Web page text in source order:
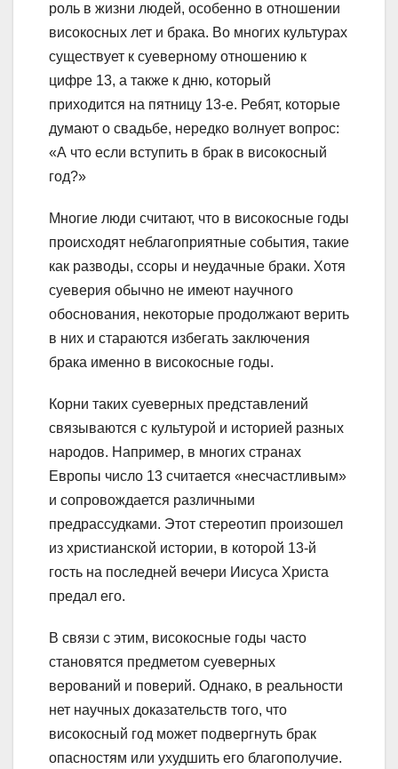
роль в жизни людей, особенно в отношении
високосных лет и брака. Во многих культурах
существует к суеверному отношению к
цифре 13, а также к дню, который
приходится на пятницу 13-е. Ребят, которые
думают о свадьбе, нередко волнует вопрос:
«А что если вступить в брак в високосный
год?»
Многие люди считают, что в високосные годы
происходят неблагоприятные события, такие
как разводы, ссоры и неудачные браки. Хотя
суеверия обычно не имеют научного
обоснования, некоторые продолжают верить
в них и стараются избегать заключения
брака именно в високосные годы.
Корни таких суеверных представлений
связываются с культурой и историей разных
народов. Например, в многих странах
Европы число 13 считается «несчастливым»
и сопровождается различными
предрассудками. Этот стереотип произошел
из христианской истории, в которой 13-й
гость на последней вечери Иисуса Христа
предал его.
В связи с этим, високосные годы часто
становятся предметом суеверных
верований и поверий. Однако, в реальности
нет научных доказательств того, что
високосный год может подвергнуть брак
опасностям или ухудшить его благополучие.